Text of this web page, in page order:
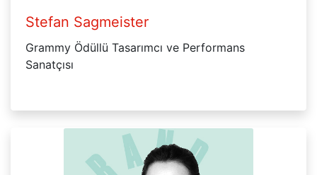
Stefan Sagmeister
Grammy Ödüllü Tasarımcı ve Performans
Sanatçısı